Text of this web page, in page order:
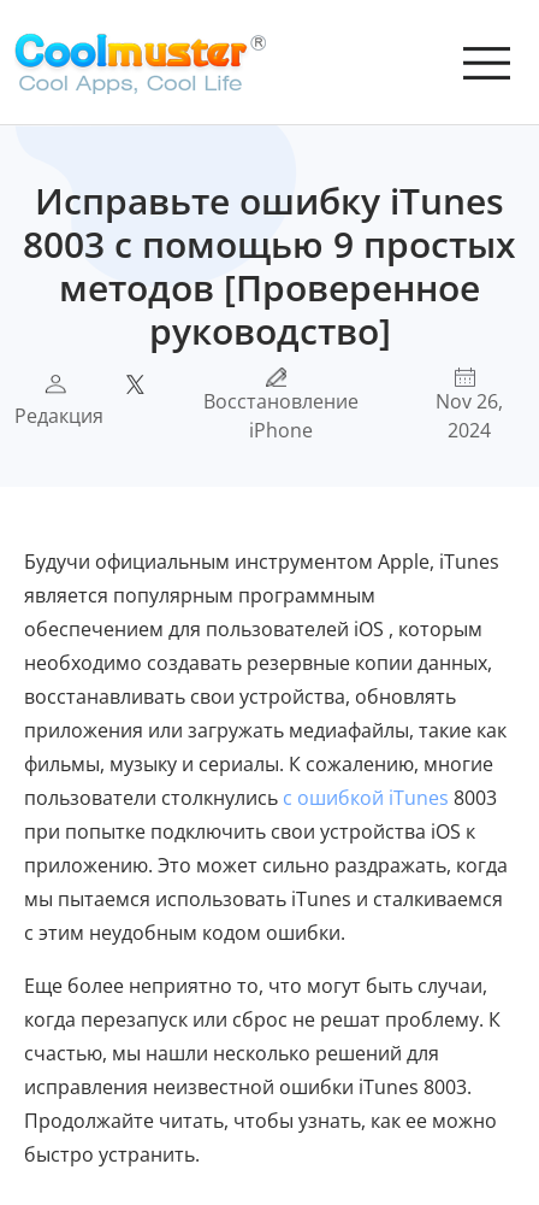
Исправьте ошибку iTunes
8003 с помощью 9 простых
методов [Проверенное
руководство]
Редакция
Восстановление
iPhone
Nov 26,
2024
Будучи официальным инструментом Apple, iTunes
является популярным программным
обеспечением для пользователей iOS , которым
необходимо создавать резервные копии данных,
восстанавливать свои устройства, обновлять
приложения или загружать медиафайлы, такие как
фильмы, музыку и сериалы. К сожалению, многие
пользователи столкнулись с ошибкой iTunes 8003
при попытке подключить свои устройства iOS к
приложению. Это может сильно раздражать, когда
мы пытаемся использовать iTunes и сталкиваемся
с этим неудобным кодом ошибки.
Еще более неприятно то, что могут быть случаи,
когда перезапуск или сброс не решат проблему. К
счастью, мы нашли несколько решений для
исправления неизвестной ошибки iTunes 8003.
Продолжайте читать, чтобы узнать, как ее можно
быстро устранить.